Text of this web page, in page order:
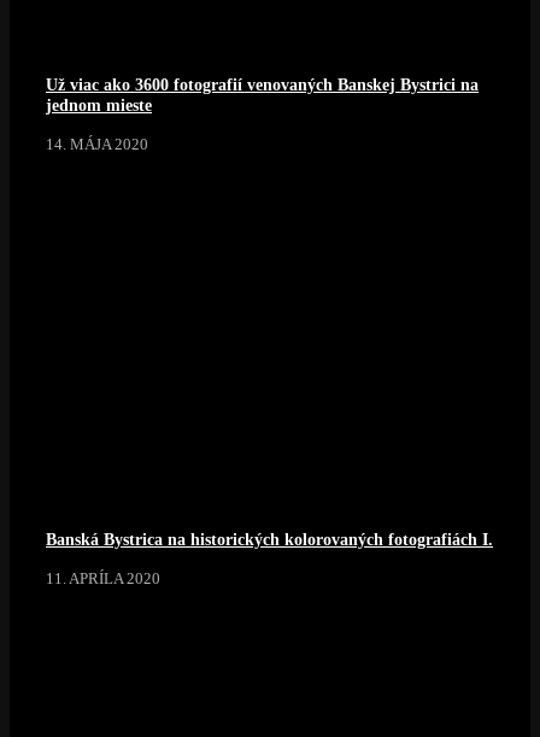
Už viac ako 3600 fotografií venovaných Banskej Bystrici na
jednom mieste
14. MÁJA 2020
Banská Bystrica na historických kolorovaných fotografiách I.
11. APRÍLA 2020